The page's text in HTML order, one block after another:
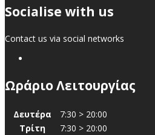
Socialise with us
Contact us via social networks
Ωράριο Λειτουργίας
Δευτέρα
7:30 > 20:00
Τρίτη
7:30 > 20:00